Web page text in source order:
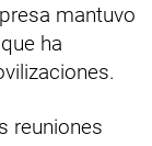
mantuvo
ha
reuniones